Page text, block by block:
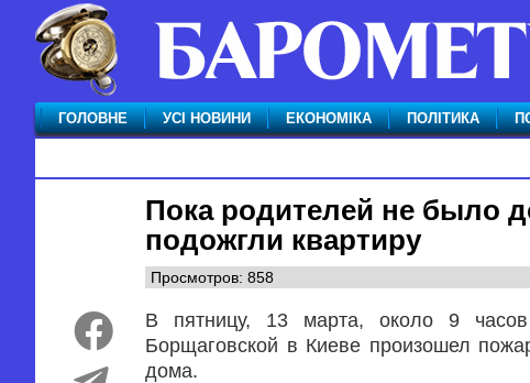
ГОЛОВНЕ УСІ НОВИНИ ЕКОНОМІКА ПОЛІТИКА
Пока родителей не было
подожгли квартиру
Просмотров: 858
В пятницу, 13 марта, около 9
Борщаговской в Киеве произошел
дома.